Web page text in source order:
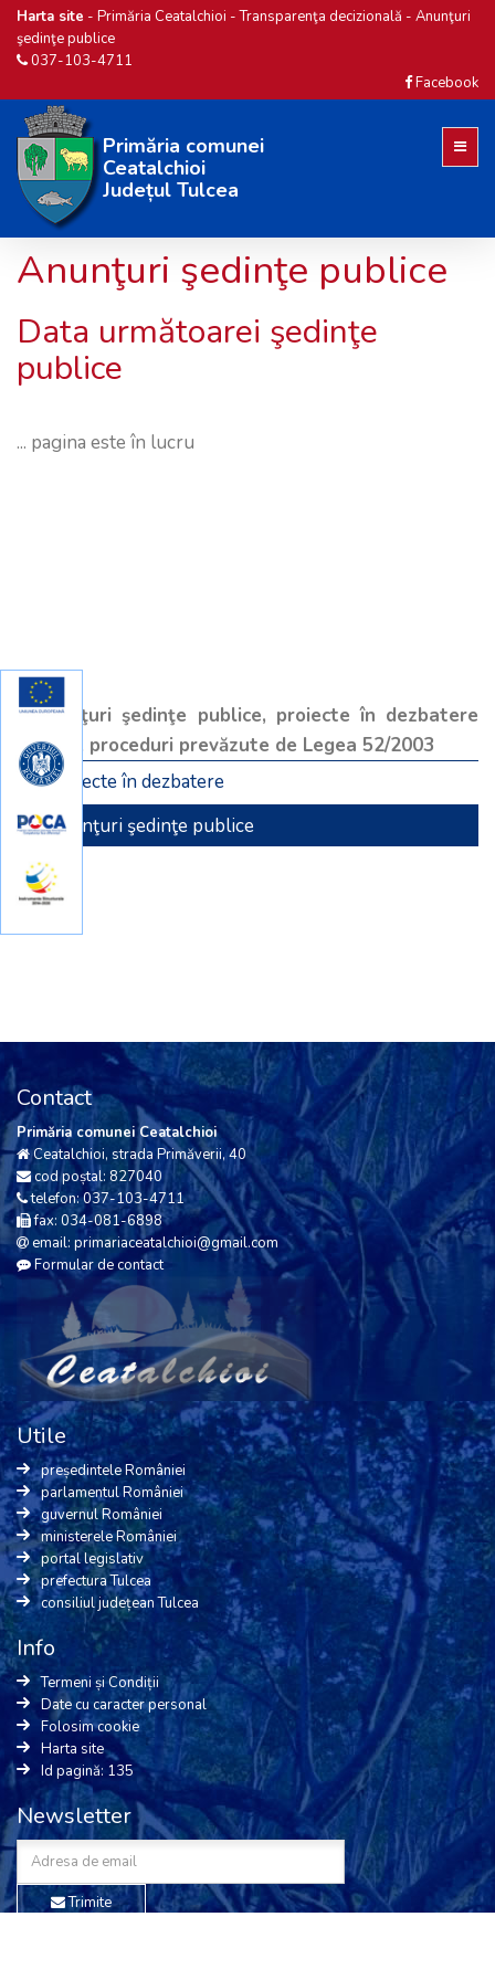
Harta site - Primăria Ceatalchioi -Transparenţa decizională - Anunţuri
şedinţe publice
037-103-4711
Facebook
Primăria comunei
Ceatalchioi
Județul Tulcea
Anunţuri şedinţe publice
Data următoarei şedinţe
publice
... pagina este în lucru
Anuţuri şedinţe publice, proiecte în dezbatere
publică, proceduri prevăzute de Legea 52/2003
• Proiecte în dezbatere
• Anunţuri şedinţe publice
Contact
Primăria comunei Ceatalchioi
Ceatalchioi, strada Primăverii, 40
cod poștal: 827040
telefon: 037-103-4711
fax: 034-081-6898
email: primariaceatalchioi@gmail.com
Formular de contact
Utile
președintele României
parlamentul României
guvernul României
ministerele României
portal legislativ
prefectura Tulcea
consiliul județean Tulcea
Info
Termeni și Condiții
Date cu caracter personal
Folosim cookie
Harta site
Id pagină: 135
Newsletter
Trimite